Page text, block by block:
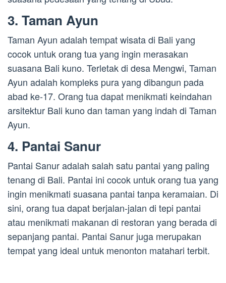
3. Taman Ayun
Taman Ayun adalah tempat wisata di Bali yang
cocok untuk orang tua yang ingin merasakan
suasana Bali kuno. Terletak di desa Mengwi, Taman
Ayun adalah kompleks pura yang dibangun pada
abad ke-17. Orang tua dapat menikmati keindahan
arsitektur Bali kuno dan taman yang indah di Taman
Ayun.
4. Pantai Sanur
Pantai Sanur adalah salah satu pantai yang paling
tenang di Bali. Pantai ini cocok untuk orang tua yang
ingin menikmati suasana pantai tanpa keramaian. Di
sini, orang tua dapat berjalan-jalan di tepi pantai
atau menikmati makanan di restoran yang berada di
sepanjang pantai. Pantai Sanur juga merupakan
tempat yang ideal untuk menonton matahari terbit.